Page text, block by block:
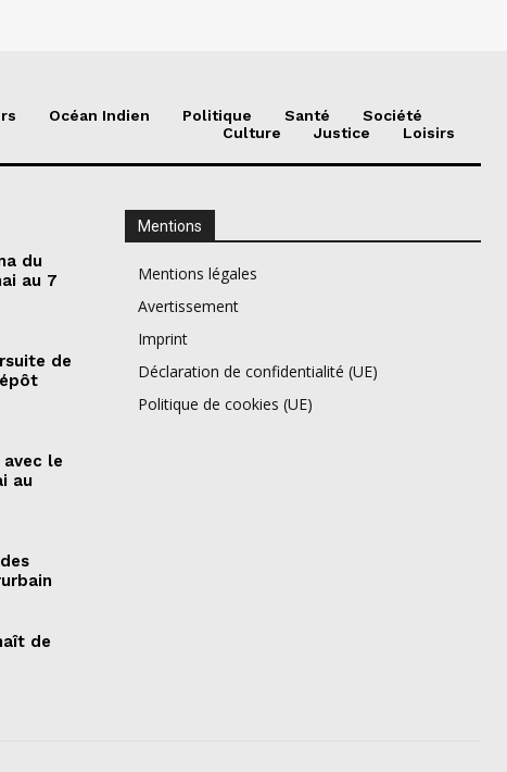
Océan Indien Politique Santé
Société
Culture
Justice Loisirs
du
au 7
de
le
au
de
Mentions
Mentions légales
Avertissement
Imprint
Déclaration de confidentialité (UE)
Politique de cookies (UE)